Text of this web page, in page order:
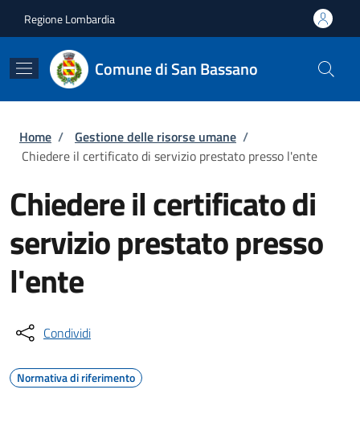
Regione Lombardia
Comune di San Bassano
Briciole di pane
Home / Gestione delle risorse umane /
Chiedere il certificato di servizio prestato presso l'ente
Chiedere il certificato di
servizio prestato presso
l'ente
Condividi
Normativa di riferimento